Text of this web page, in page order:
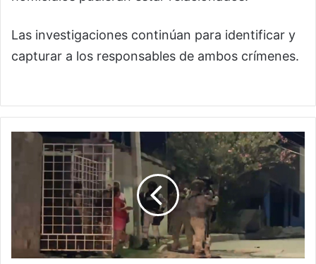
Las investigaciones continúan para identificar y
capturar a los responsables de ambos crímenes.
B4le4n
hombre
colonia
Septiembre;